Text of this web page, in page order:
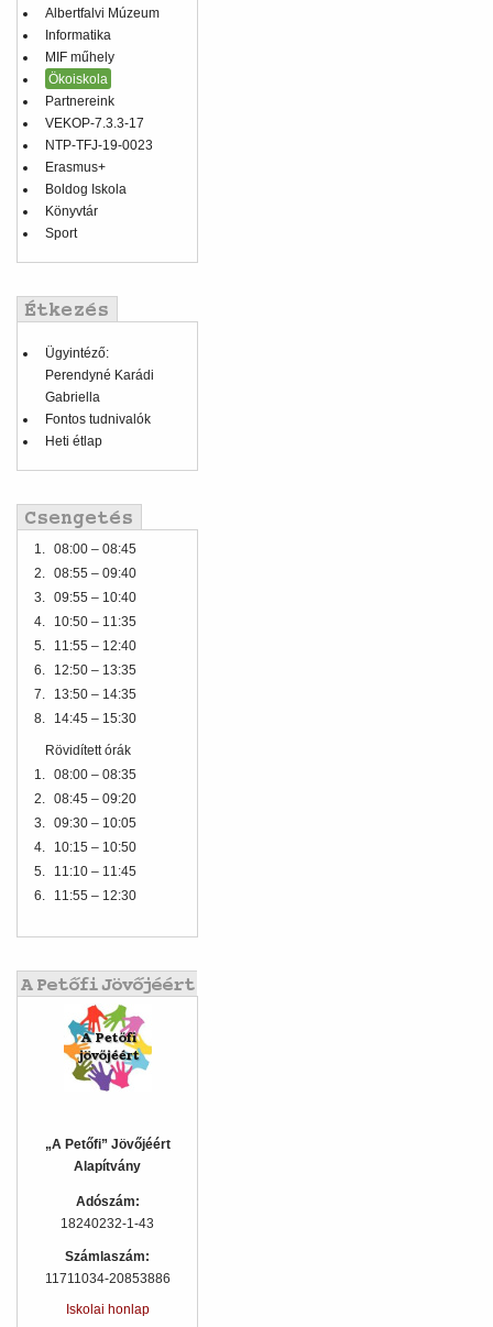
Albertfalvi Múzeum
Informatika
MIF műhely
Ökoiskola
Partnereink
VEKOP-7.3.3-17
NTP-TFJ-19-0023
Erasmus+
Boldog Iskola
Könyvtár
Sport
Ügyintéző:
Perendyné Karádi
Gabriella
Fontos tudnivalók
Heti étlap
1. 08:00 – 08:45
2. 08:55 – 09:40
3. 09:55 – 10:40
4.
10:50 – 11:35
5.
11:55 – 12:40
6.
12:50 – 13:35
7.
13:50 – 14:35
8.
14:45 – 15:30
Rövidített órák
1. 08:00 – 08:35
2. 08:45 – 09:20
3. 09:30 – 10:05
4.
10:15 – 10:50
5.
11:10 – 11:45
6.
11:55 – 12:30
„A Petőfi” Jövőjéért
Alapítvány
Adószám:
18240232-1-43
Számlaszám:
11711034-20853886
Iskolai honlap